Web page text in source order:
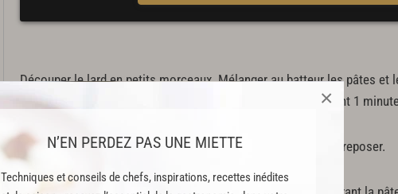
N’EN PERDEZ PAS UNE MIETTE
Techniques et conseils de chefs, inspirations, recettes inédites
×
Découper le lard en petits morceaux. Mélanger au batteur les pâtes et
jusqu’à obtention d’un mélange homogène, puis en 2e pendant 1
Détailler la masse au découpoiren portions de 60 g. Laisser reposer.